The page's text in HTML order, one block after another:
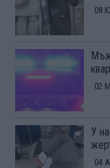
08
02
У
04